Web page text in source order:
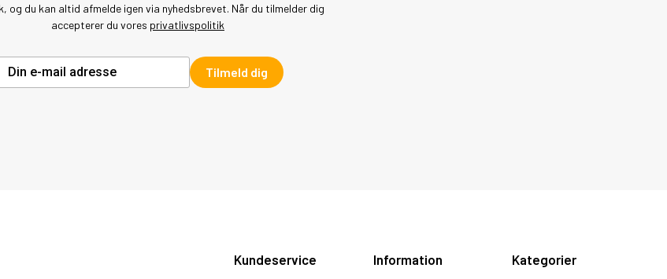
og du kan altid afmelde igen via nyhedsbrevet. Når du tilmelder dig
accepterer du vores privatlivspolitik
Tilmeld dig
Kundeservice Information Kategorier